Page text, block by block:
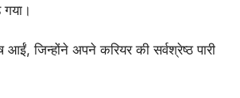
जिन्होंने अपने करियर की सर्वश्रेष्ठ पारी